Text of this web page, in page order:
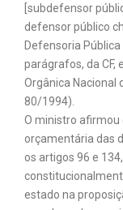
[subdefensor
defensor público
Defensoria
parágrafos, da CF,
Orgânica Nacional
80/1994).
O ministro afirmou
orçamentária das
os artigos 96 e
estado na